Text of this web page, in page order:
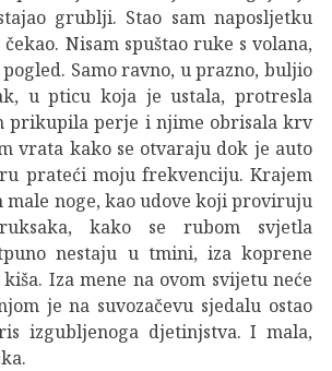
grublji. Stao sam naposljetku
Nisam spuštao ruke s volana,
Samo ravno, u prazno, buljio
u pticu koja je ustala, protresla
prikupila perje i njime obrisala krv
vrata kako se otvaraju dok je auto
prateći moju frekvenciju. Krajem
male noge, kao udove koji proviruju
kako se rubom svjetla
nestaju u tmini, iza koprene
Iza mene na ovom svijetu neće
je na suvozačevu sjedalu ostao
izgubljenoga djetinjstva. I mala,